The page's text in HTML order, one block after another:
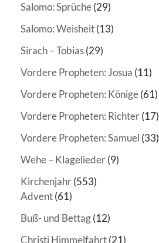
Salomo: Sprüche(29)
Salomo: Weisheit(13)
Sirach – Tobias(29)
Vordere Propheten: Josua (11)
Vordere Propheten: Könige(61)
Vordere Propheten: Richter(17)
Vordere Propheten: Samuel (33)
Wehe – Klagelieder(9)
Kirchenjahr(553)
Advent(61)
Buß- und Bettag(12)
Christi Himmelfahrt(21)